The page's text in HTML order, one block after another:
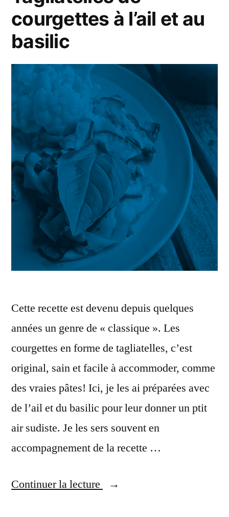
sauce
Wasabi
courgettes à l’ail et au
basilic
Cette recette est devenu depuis quelques
années un genre de « classique ». Les
courgettes en forme de tagliatelles, c’est
original, sain et facile à accommoder, comme
des vraies pâtes! Ici, je les ai préparées avec
de l’ail et du basilic pour leur donner un ptit
air sudiste. Je les sers souvent en
accompagnement de la recette …
Continuer la lecture
« Tagliatelles